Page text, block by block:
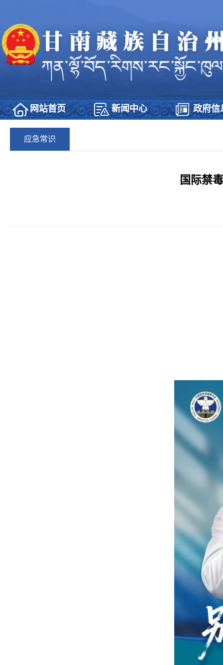
网站首页 新闻中心 政府信
应急常识
国际禁